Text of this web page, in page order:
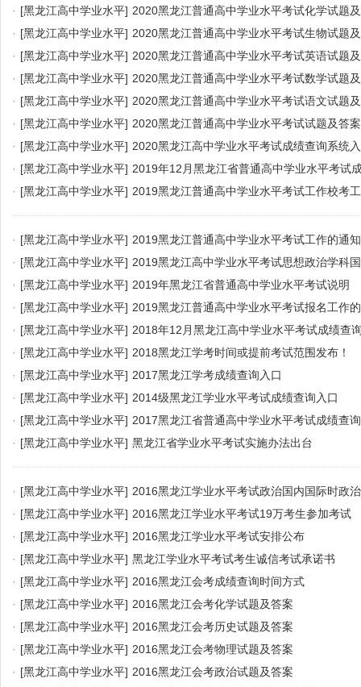
· [黑龙江高中学业水平] 2020黑龙江普通高中学业水平考试化学试题
· [黑龙江高中学业水平] 2020黑龙江普通高中学业水平考试生物试题
· [黑龙江高中学业水平] 2020黑龙江普通高中学业水平考试英语试题
· [黑龙江高中学业水平] 2020黑龙江普通高中学业水平考试数学试题
· [黑龙江高中学业水平] 2020黑龙江普通高中学业水平考试语文试题
· [黑龙江高中学业水平] 2020黑龙江普通高中学业水平考试试题及答案
· [黑龙江高中学业水平] 2020黑龙江高中学业水平考试成绩查询系统
· [黑龙江高中学业水平] 2019年12月黑龙江省普通高中学业水平考试
· [黑龙江高中学业水平] 2019黑龙江普通高中学业水平考试工作校考
· [黑龙江高中学业水平] 2019黑龙江普通高中学业水平考试工作的通知
· [黑龙江高中学业水平] 2019黑龙江高中学业水平考试思想政治学科
100题
· [黑龙江高中学业水平] 2019年黑龙江省普通高中学业水平考试说明
· [黑龙江高中学业水平] 2019黑龙江普通高中学业水平考试报名工作
· [黑龙江高中学业水平] 2018年12月黑龙江高中学业水平考试成绩查
· [黑龙江高中学业水平] 2018黑龙江学考时间或提前考试范围发布！
· [黑龙江高中学业水平] 2017黑龙江学考成绩查询入口
· [黑龙江高中学业水平] 2014级黑龙江学业水平考试成绩查询入口
· [黑龙江高中学业水平] 2017黑龙江省普通高中学业水平考试成绩查
· [黑龙江高中学业水平] 黑龙江省学业水平考试实施办法出台
· [黑龙江高中学业水平] 2016黑龙江学业水平考试政治国内国际时政
· [黑龙江高中学业水平] 2016黑龙江学业水平考试19万考生参加考试
· [黑龙江高中学业水平] 2016黑龙江学业水平考试安排公布
· [黑龙江高中学业水平] 黑龙江学业水平考试考生诚信考试承诺书
· [黑龙江高中学业水平] 2016黑龙江会考成绩查询时间方式
· [黑龙江高中学业水平] 2016黑龙江会考化学试题及答案
· [黑龙江高中学业水平] 2016黑龙江会考历史试题及答案
· [黑龙江高中学业水平] 2016黑龙江会考物理试题及答案
· [黑龙江高中学业水平] 2016黑龙江会考政治试题及答案